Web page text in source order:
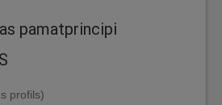
pamatprincipi
profils)